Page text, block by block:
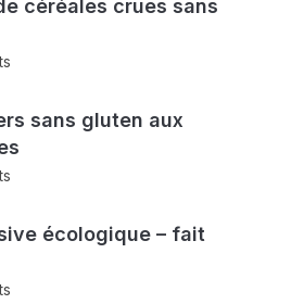
céréales crues sans
sans gluten aux
écologique – fait